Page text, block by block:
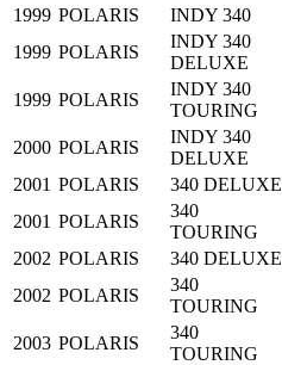
1999 POLARIS INDY 340
1999 POLARIS
INDY 340
DELUXE
1999 POLARIS
INDY 340
TOURING
2000 POLARIS
INDY 340
DELUXE
2001 POLARIS 340 DELUXE
2001 POLARIS
340
TOURING
2002 POLARIS 340 DELUXE
2002 POLARIS
340
TOURING
2003 POLARIS
340
TOURING